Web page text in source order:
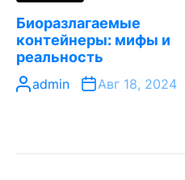
Биоразлагаемые
контейнеры: мифы и
реальность
admin Авг 18, 2024